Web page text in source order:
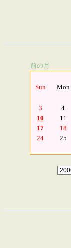
前の月
Sun Mon
3
4
10
11
17
18
24
25